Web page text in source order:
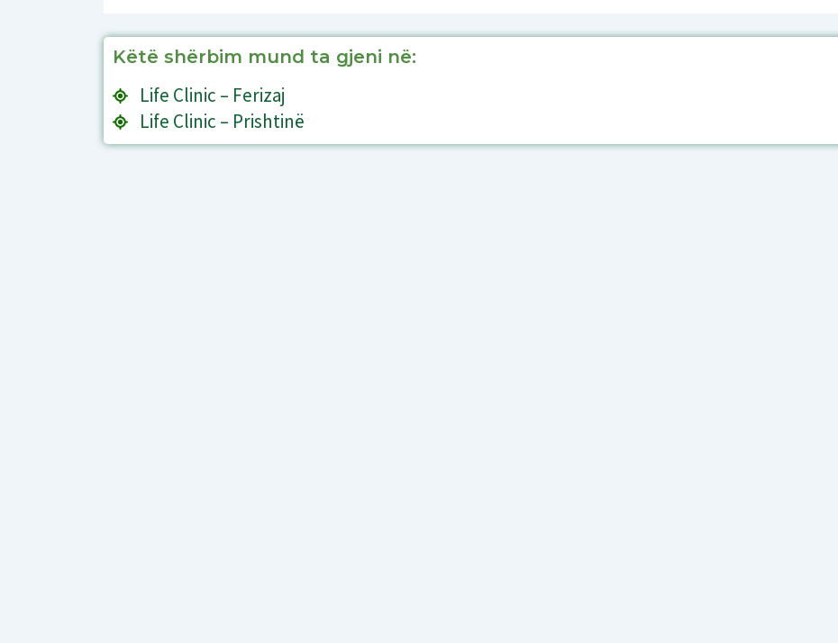
Këtë shërbim mund ta gjeni në:
Life Clinic – Ferizaj
Life Clinic – Prishtinë